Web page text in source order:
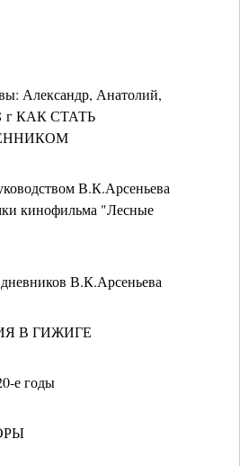
Александр, Анатолий,
г КАК СТАТЬ
В.К.Арсеньева
кинофильма "Лесные
В.К.Арсеньева
В ГИЖИГЕ
е годы